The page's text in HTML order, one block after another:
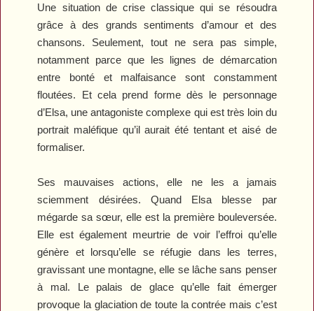
Une situation de crise classique qui se résoudra
grâce à des grands sentiments d’amour et des
chansons. Seulement, tout ne sera pas simple,
notamment parce que les lignes de démarcation
entre bonté et malfaisance sont constamment
floutées. Et cela prend forme dès le personnage
d’Elsa, une antagoniste complexe qui est très loin du
portrait maléfique qu’il aurait été tentant et aisé de
formaliser.
Ses mauvaises actions, elle ne les a jamais
sciemment désirées. Quand Elsa blesse par
mégarde sa sœur, elle est la première bouleversée.
Elle est également meurtrie de voir l’effroi qu’elle
génère et lorsqu’elle se réfugie dans les terres,
gravissant une montagne, elle se lâche sans penser
à mal. Le palais de glace qu’elle fait émerger
provoque la glaciation de toute la contrée mais c’est